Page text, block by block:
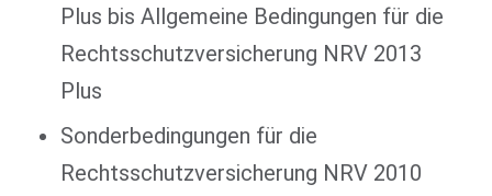
Plus bis Allgemeine Bedingungen für die
Rechtsschutzversicherung NRV 2013
Plus
Sonderbedingungen für die
Rechtsschutzversicherung NRV 2010